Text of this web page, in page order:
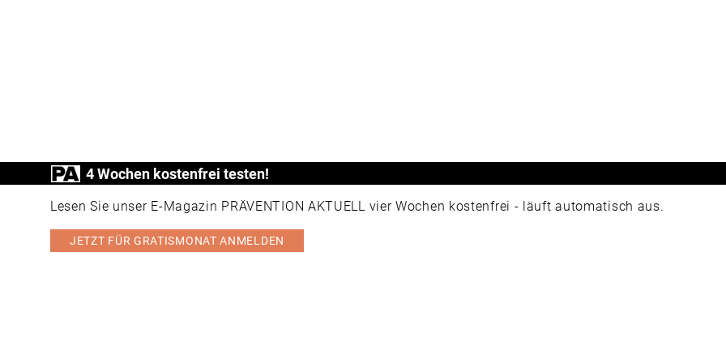
4 Wochen kostenfrei testen!
Lesen Sie unser E-Magazin PRÄVENTION AKTUELL vier Wochen kostenfrei - läuft automatisch aus.
JETZT FÜR GRATISMONAT ANMELDEN